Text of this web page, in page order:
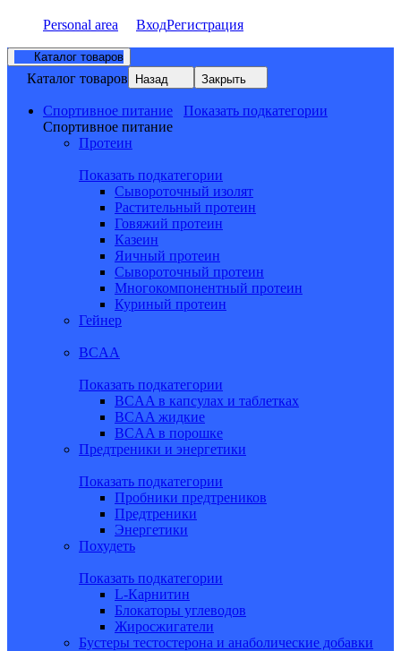
Personal area ВходРегистрация
Каталог товаров
Каталог товаров Назад Закрыть
Спортивное питание
Показать подкатегории
Спортивное питание
Протеин
Показать подкатегории
Сывороточный изолят
Растительный протеин
Говяжий протеин
Казеин
Яичный протеин
Сывороточный протеин
Многокомпонентный протеин
Куриный протеин
Гейнер
BCAA
Показать подкатегории
BCAA в капсулах и таблетках
BCAA жидкие
BCAA в порошке
Предтреники и энергетики
Показать подкатегории
Пробники предтреников
Предтреники
Энергетики
Похудеть
Показать подкатегории
L-Карнитин
Блокаторы углеводов
Жиросжигатели
Бустеры тестостерона и анаболические добавки